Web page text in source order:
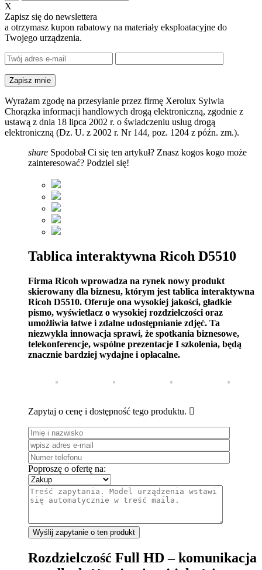
X
Zapisz się do newslettera
a otrzymasz kupon rabatowy na materiały eksploatacyjne do
Twojego urządzenia.
Wyrażam zgodę na przesyłanie przez firmę Xerolux Sylwia
Chorązka informacji handlowych drogą elektroniczną, zgodnie z
ustawą z dnia 18 lipca 2002 r. o świadczeniu usług drogą
elektroniczną (Dz. U. z 2002 r. Nr 144, poz. 1204 z późn. zm.).
share Spodobał Ci się ten artykuł? Znasz kogos kogo może
zainteresować? Podziel się!
Tablica interaktywna Ricoh D5510
Firma Ricoh wprowadza na rynek nowy produkt
skierowany dla biznesu, którym jest tablica interaktywna
Ricoh D5510. Oferuje ona wysokiej jakości, gładkie
pismo, wyświetlacz o wysokiej rozdzielczości oraz
umożliwia łatwe i zdalne udostępnianie zdjęć. Ta
niezwykła innowacja sprawi, że spotkania biznesowe,
telekonferencje, wspólne prezentacje I szkolenia, będą
znacznie bardziej wydajne i opłacalne.
Zapytaj o cenę i dostępność tego produktu. 
Poproszę o ofertę na:
Rozdzielczość Full HD – komunikacja